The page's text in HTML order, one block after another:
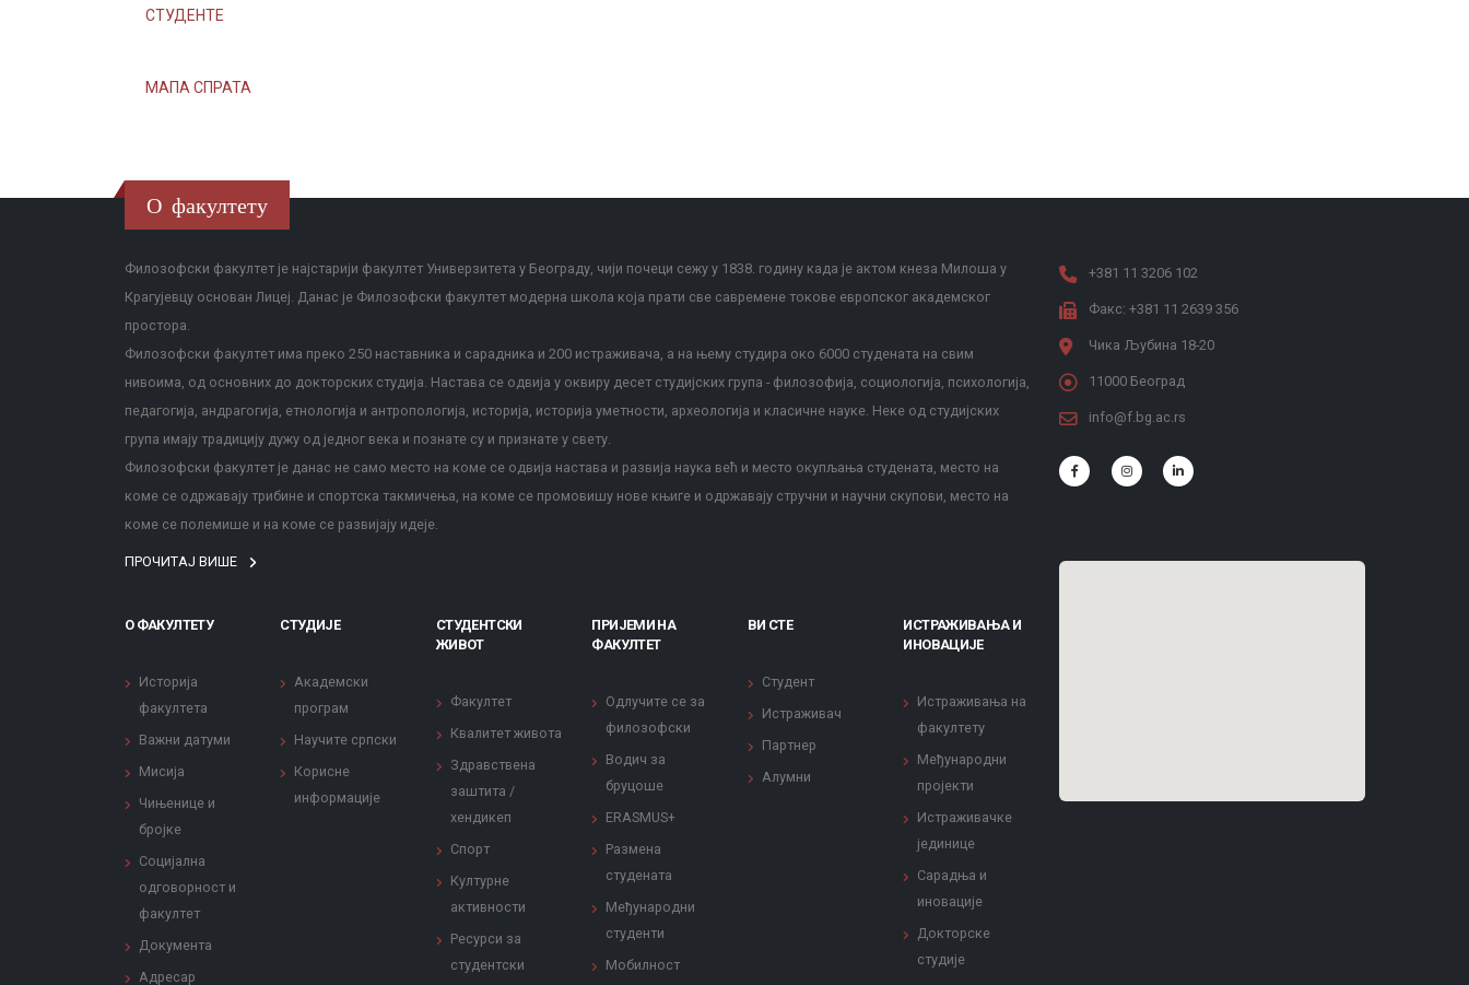
СТУДЕНТЕ
МАПА СПРАТА
О факултету
Филозофски факултет је најстарији факултет Универзитета у Београду, чији почеци сежу у 1838. годину када је актом кнеза Милоша у
Крагујевцу основан Лицеј. Данас је Филозофски факултет модерна школа која прати све савремене токове европског академског
простора.
Филозофски факултет има преко 250 наставника и сарадника и 200 истраживача, а на њему студира око 6000 студената на свим
нивоима, од основних до докторских студија. Настава се одвија у оквиру десет студијских група - филозофија, социологија, психологија,
педагогија, андрагогија, етнологија и антропологија, историја, историја уметности, археологија и класичне науке. Неке од студијских
група имају традицију дужу од једног века и познате су и признате у свету.
Филозофски факултет је данас не само место на коме се одвија настава и развија наука већ и место окупљања студената, место на
коме се одржавају трибине и спортска такмичења, на коме се промовишу нове књиге и одржавају стручни и научни скупови, место на
коме се полемише и на коме се развијају идеје.
ПРОЧИТАЈ ВИШЕ
О ФАКУЛТЕТУ
Историја
факултета
Важни датуми
Мисија
Чињенице и
бројке
Социјална
одговорност и
факултет
Документа
Адресар
СТУДИЈЕ
Академски
програм
Научите српски
Корисне
информације
СТУДЕНТСКИ
ЖИВОТ
Факултет
Квалитет живота
Здравствена
заштита /
хендикеп
Спорт
Културне
активности
Ресурси за
студентски
ПРИЈЕМИ НА
ФАКУЛТЕТ
Одлучите се за
филозофски
Водич за
бруцоше
ERASMUS+
Размена
студената
Међународни
студенти
Мобилност
ВИ СТЕ
Студент
Истраживач
Партнер
Алумни
ИСТРАЖИВАЊА И
ИНОВАЦИЈЕ
Истраживања на
факултету
Међународни
пројекти
Истраживачке
јединице
Сарадња и
иновације
Докторске
студије
+381 11 3206 102
Факс: +381 11 2639 356
Чика Љубина 18-20
11000 Београд
info@f.bg.ac.rs